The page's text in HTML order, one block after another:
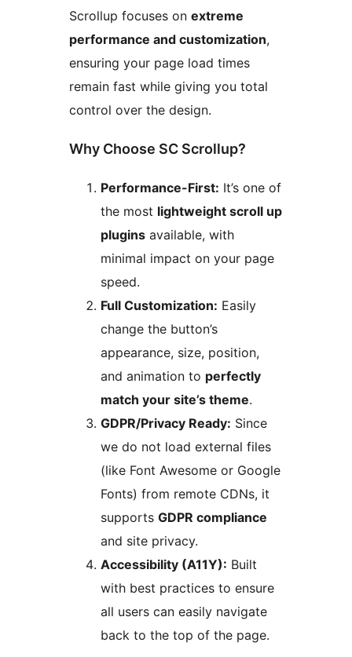
Scrollup focuses on extreme
performance and customization,
ensuring your page load times
remain fast while giving you total
control over the design.
Why Choose SC Scrollup?
Performance-First: It’s one of
the most lightweight scroll up
plugins available, with
minimal impact on your page
speed.
Full Customization: Easily
change the button’s
appearance, size, position,
and animation to perfectly
match your site’s theme.
GDPR/Privacy Ready: Since
we do not load external files
(like Font Awesome or Google
Fonts) from remote CDNs, it
supports GDPR compliance
and site privacy.
Accessibility (A11Y): Built
with best practices to ensure
all users can easily navigate
back to the top of the page.